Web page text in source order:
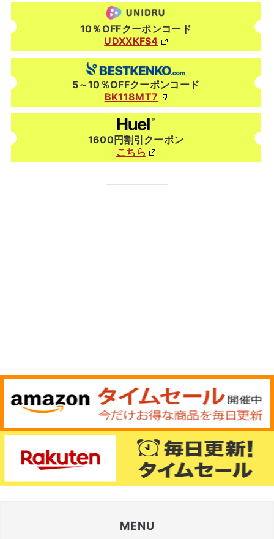
10％OFFクーポンコード
UDXXKFS4
5～10％OFFクーポンコード
BK118MT7
1600円割引クーポン
こちら
MENU